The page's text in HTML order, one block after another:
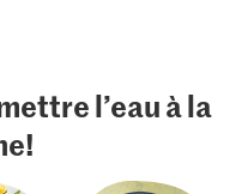
l’eau à la